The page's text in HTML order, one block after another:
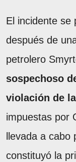
El incidente se
después de
petrolero
sospechoso
violación de
impuestas por
llevada a
constituyó la